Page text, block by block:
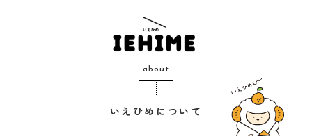
about
いえひめについて